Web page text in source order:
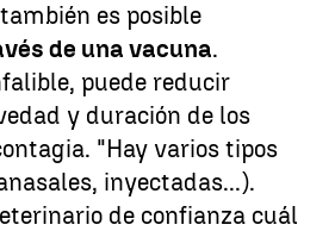
es posible
de una vacuna.
puede reducir
y duración de los
"Hay varios tipos
inyectadas...).
de confianza cuál